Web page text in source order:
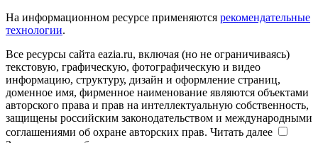
На информационном ресурсе применяются рекомендательные
технологии.
Все ресурсы сайта eazia.ru, включая (но не ограничиваясь)
текстовую, графическую, фотографическую и видео
информацию, структуру, дизайн и оформление страниц,
доменное имя, фирменное наименование являются объектами
авторского права и прав на интеллектуальную собственность,
защищены российским законодательством и международными
соглашениями об охране авторских прав. Читать далее